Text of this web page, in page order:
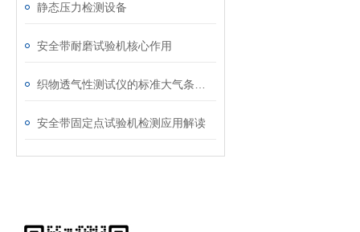
静态压力检测设备
安全带耐磨试验机核心作用
安全带固定点试验机检测应用解读